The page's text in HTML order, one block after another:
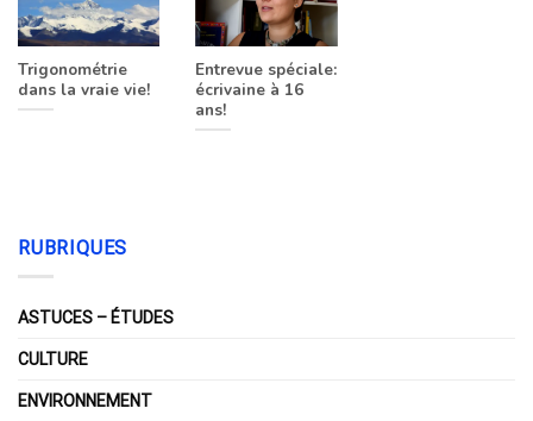
Trigonométrie
dans la vraie vie!
Entrevue spéciale:
écrivaine à 16
ans!
RUBRIQUES
ASTUCES – ÉTUDES
CULTURE
ENVIRONNEMENT